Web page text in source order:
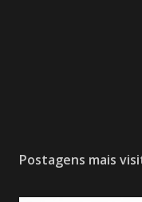
Postagens mais